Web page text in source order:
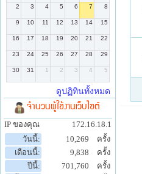
จำนวนผู้ใช้งานเว็บไซต์
IP ของคุณ
172.16.18.1
วันนี้:
10,269
ครั้ง
เดือนนี้:
9,838
ครั้ง
ปีนี้:
701,760
ครั้ง